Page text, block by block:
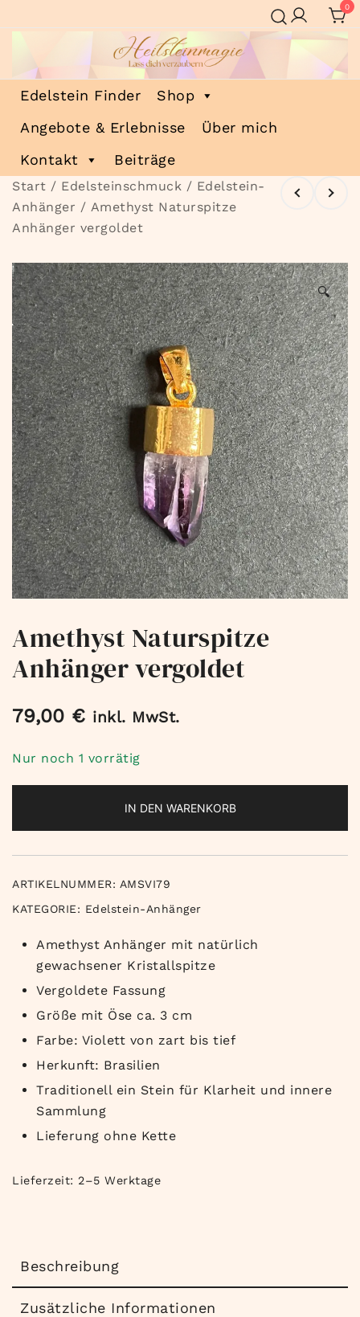
Inhalt
0
Heilsteinmagie
Lass dich verzaubern
Edelstein Finder
Shop
Angebote & Erlebnisse
Über mich
Kontakt
Beiträge
Start / Edelsteinschmuck / Edelstein-
Anhänger / Amethyst Naturspitze
Anhänger vergoldet
🔍
Amethyst Naturspitze
Anhänger vergoldet
79,00 € inkl. MwSt.
Nur noch 1 vorrätig
IN DEN WARENKORB
ARTIKELNUMMER: AMSVI79
KATEGORIE: Edelstein-Anhänger
Amethyst Anhänger mit natürlich
gewachsener Kristallspitze
Vergoldete Fassung
Größe mit Öse ca. 3 cm
Farbe: Violett von zart bis tief
Herkunft: Brasilien
Traditionell ein Stein für Klarheit und innere
Sammlung
Lieferung ohne Kette
Lieferzeit: 2–5 Werktage
Beschreibung
Zusätzliche Informationen